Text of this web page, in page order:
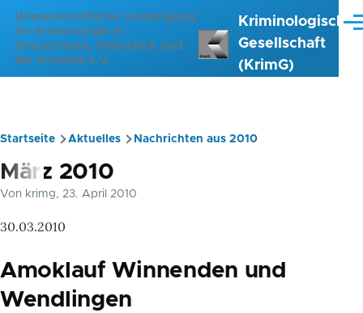
Direkt zum Inhalt
Wissenschaftliche Vereinigung
für Kriminologie in
Deutschland, Österreich und
der Schweiz e.V.
Kriminologische
Gesellschaft
(KrimG)
Pfadnavigation
Startseite Aktuelles Nachrichten aus 2010
März 2010
Von krimg, 23. April 2010
30.03.2010
Amoklauf Winnenden und
Wendlingen